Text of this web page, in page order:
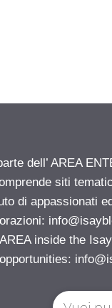
dell’ AREA
siti
di appassionati
inside the